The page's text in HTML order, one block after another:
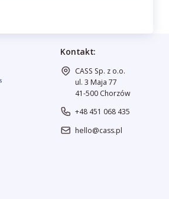
Kontakt:
CASS Sp. z o.o.
ul. 3 Maja 77
41-500 Chorzów
+48 451 068 435
hello@cass.pl